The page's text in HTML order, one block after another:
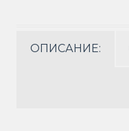
ОПИСАНИЕ: